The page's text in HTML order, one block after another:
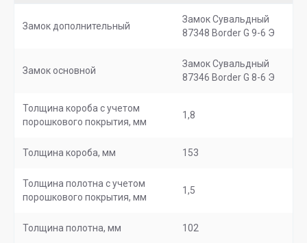
Замок дополнительный
Замок Сувальдный
87348 Border G 9-6 Э
Замок основной
Замок Сувальдный
87346 Border G 8-6 Э
Толщина короба с учетом
порошкового покрытия, мм
1,8
Толщина короба, мм 153
Толщина полотна с учетом
порошкового покрытия, мм
1,5
Толщина полотна, мм 102